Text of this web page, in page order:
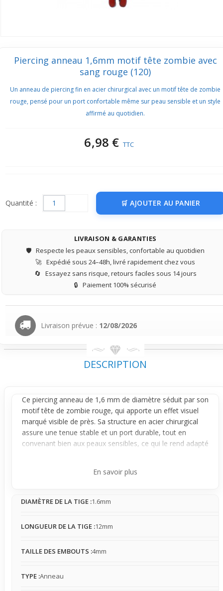
Piercing anneau 1,6mm motif tête zombie avec
sang rouge (120)
Un anneau de piercing fin en acier chirurgical avec un motif tête de zombie
rouge, pensé pour un port confortable même sur peau sensible et un style
affirmé au quotidien.
6,98 € TTC
Quantité : AJOUTER AU PANIER
LIVRAISON & GARANTIES
🛡️ Respecte les peaux sensibles, confortable au quotidien
🚀 Expédié sous 24–48h, livré rapidement chez vous
🔄 Essayez sans risque, retours faciles sous 14 jours
🔒 Paiement 100% sécurisé
Livraison prévue : 12/08/2026
DESCRIPTION
Ce piercing anneau de 1,6 mm de diamètre séduit par son
motif tête de zombie rouge, qui apporte un effet visuel
marqué visible de près. Sa structure en acier chirurgical
assure une tenue stable et un port durable, tout en
convenant bien aux peaux sensibles, ce qui le rend adapté
styles sans être trop imposant.
se ferme grâce à sa structure
fixe et stable, avec très peu de rotation autour de la tige,
permet de rester confortable tout en attirant l'œil sur le
En savoir plus
DIAMÈTRE DE LA TIGE :1.6mm
LONGUEUR DE LA TIGE :12mm
TAILLE DES EMBOUTS :4mm
TYPE :Anneau